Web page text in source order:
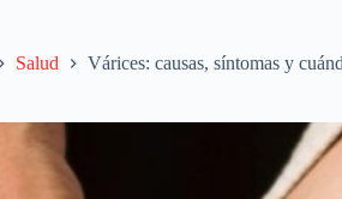
Salud Várices: causas, síntomas y